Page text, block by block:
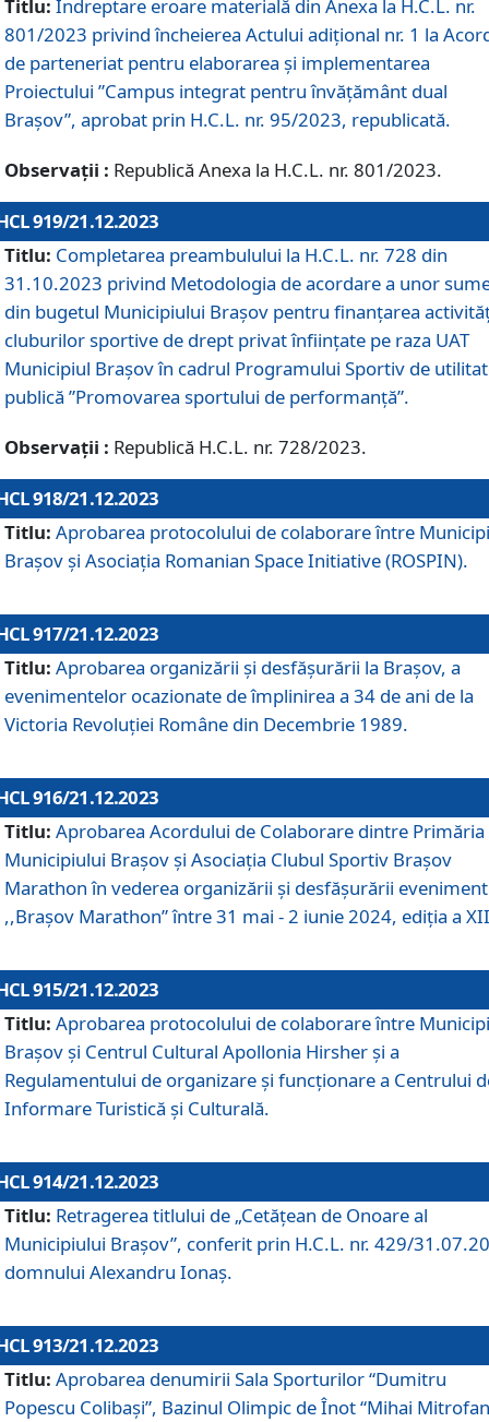
Titlu: Îndreptare eroare materială din Anexa la H.C.L. nr.
801/2023 privind încheierea Actului adițional nr. 1 la
de parteneriat pentru elaborarea și implementarea
Proiectului ”Campus integrat pentru învățământ dual
Brașov”, aprobat prin H.C.L. nr. 95/2023, republicată.
Observații : Republică Anexa la H.C.L. nr. 801/2023.
919/21.12.2023
Titlu: Completarea preambulului la H.C.L. nr. 728 din
31.10.2023 privind Metodologia de acordare a unor
din bugetul Municipiului Brașov pentru finanțarea
cluburilor sportive de drept privat înființate pe raza UAT
Municipiul Brașov în cadrul Programului Sportiv de
publică ”Promovarea sportului de performanță”.
Observații : Republică H.C.L. nr. 728/2023.
918/21.12.2023
Titlu: Aprobarea protocolului de colaborare între
Brașov și Asociația Romanian Space Initiative (ROSPIN).
917/21.12.2023
Titlu: Aprobarea organizării şi desfăşurării la Braşov, a
evenimentelor ocazionate de împlinirea a 34 de ani de la
Victoria Revoluţiei Române din Decembrie 1989.
916/21.12.2023
Titlu: Aprobarea Acordului de Colaborare dintre Primăria
Municipiului Brașov și Asociația Clubul Sportiv Brașov
Marathon în vederea organizării și desfășurării
,,Brașov Marathon” între 31 mai - 2 iunie 2024, ediția a
915/21.12.2023
Titlu: Aprobarea protocolului de colaborare între
Brașov și Centrul Cultural Apollonia Hirsher și a
Regulamentului de organizare și funcționare a Centrului
Informare Turistică și Culturală.
914/21.12.2023
Titlu: Retragerea titlului de „Cetățean de Onoare al
Municipiului Brașov”, conferit prin H.C.L. nr. 429/
domnului Alexandru Ionaș.
913/21.12.2023
Titlu: Aprobarea denumirii Sala Sporturilor “Dumitru
Popescu Colibași”, Bazinul Olimpic de Înot “Mihai